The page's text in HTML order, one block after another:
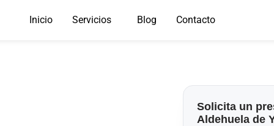
Inicio Servicios Blog Contacto
Solicita un
Aldehuela de